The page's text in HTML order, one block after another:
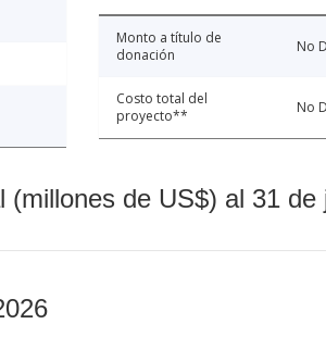
Monto a título de
donación
No
Costo total del
proyecto**
No
de US$) al 31 de